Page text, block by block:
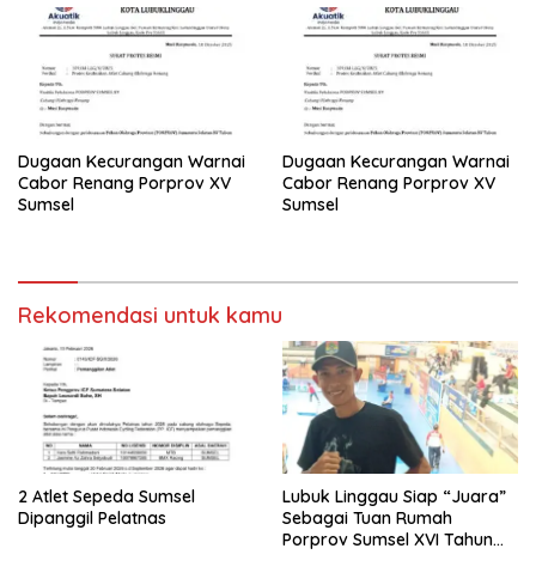
Dugaan Kecurangan Warnai
Cabor Renang Porprov XV
Sumsel
Dugaan Kecurangan Warnai
Cabor Renang Porprov XV
Sumsel
Rekomendasi untuk kamu
2 Atlet Sepeda Sumsel
Dipanggil Pelatnas
Lubuk Linggau Siap “Juara”
Sebagai Tuan Rumah
Porprov Sumsel XVI Tahun